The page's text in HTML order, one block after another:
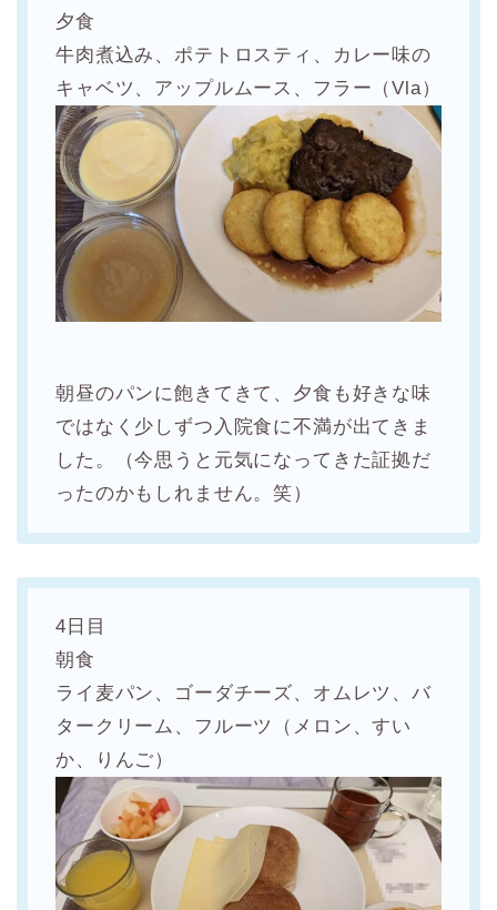
夕食
牛肉煮込み、ポテトロスティ、カレー味の
キャベツ、アップルムース、フラー（Vla）
朝昼のパンに飽きてきて、夕食も好きな味
ではなく少しずつ入院食に不満が出てきま
した。（今思うと元気になってきた証拠だ
ったのかもしれません。笑）
4日目
朝食
ライ麦パン、ゴーダチーズ、オムレツ、バ
タークリーム、フルーツ（メロン、すい
か、りんご）